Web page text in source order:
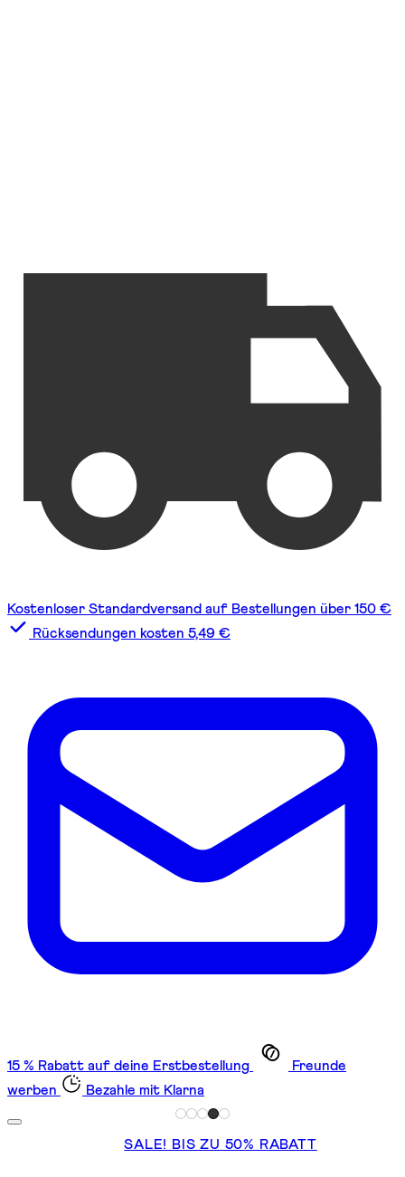
Kostenloser Standardversand auf Bestellungen über 150 €
Rücksendungen kosten 5,49 €
15 % Rabatt auf deine Erstbestellung
Freunde
werben
Bezahle mit Klarna
SALE! BIS ZU 50% RABATT